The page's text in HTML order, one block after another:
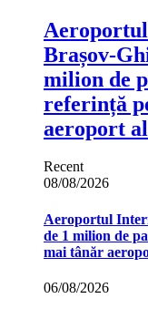
milion de
referință
aeroport
Recent
08/08/2026
Aeroportul
de 1 milion de
mai tânăr
06/08/2026